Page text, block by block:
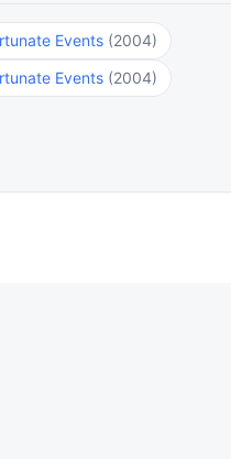
Events (2004)
Events (2004)